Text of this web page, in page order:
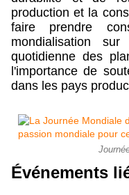
production et la
faire prendre
mondialisation
quotidienne des
l'importance de
dans les pays
Événements